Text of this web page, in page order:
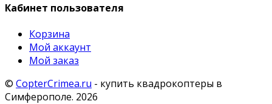
Кабинет пользователя
Корзина
Мой аккаунт
Мой заказ
© CopterCrimea.ru - купить квадрокоптеры в
Симферополе. 2026